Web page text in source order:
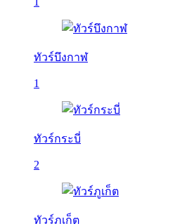
ทัวร์บึงกาฬ
1
ทัวร์กระบี่
2
ทัวร์ภูเก็ต